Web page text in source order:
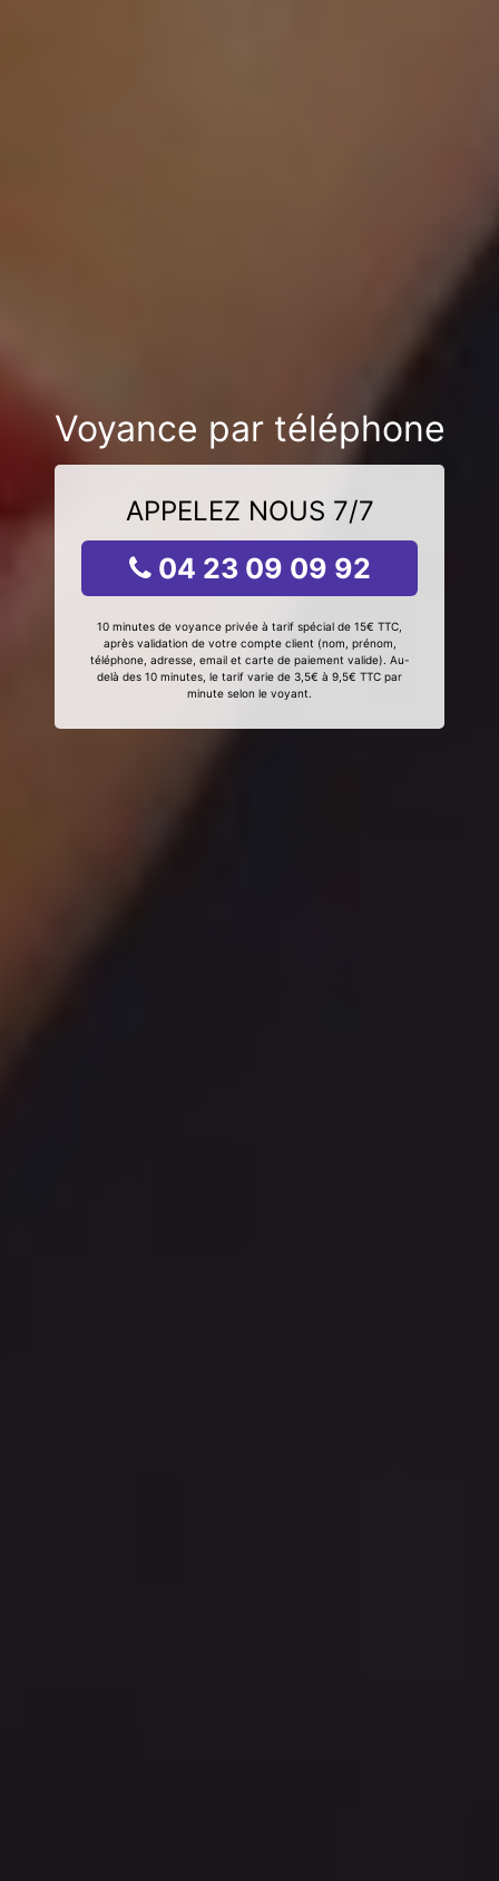
Voyance par téléphone
APPELEZ NOUS 7/7
04 23 09 09 92
10 minutes de voyance privée à tarif spécial de 15€ TTC,
après validation de votre compte client (nom, prénom,
téléphone, adresse, email et carte de paiement valide). Au-
delà des 10 minutes, le tarif varie de 3,5€ à 9,5€ TTC par
minute selon le voyant.